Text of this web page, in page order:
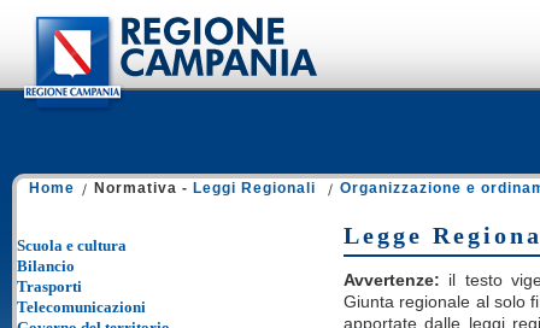
Home Normativa - Leggi Regionali Organizzazione e
Legge
Avvertenze: il testo
Giunta regionale al solo
apportate dalle leggi
Scuola e cultura
Bilancio
Trasporti
Telecomunicazioni